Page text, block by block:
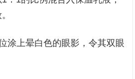
涂上晕白色的眼影，令其双眼